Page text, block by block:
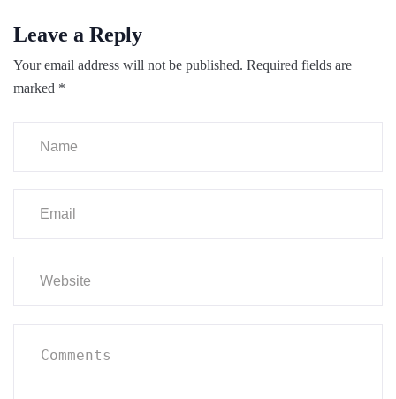
Leave a Reply
Your email address will not be published. Required fields are
marked *